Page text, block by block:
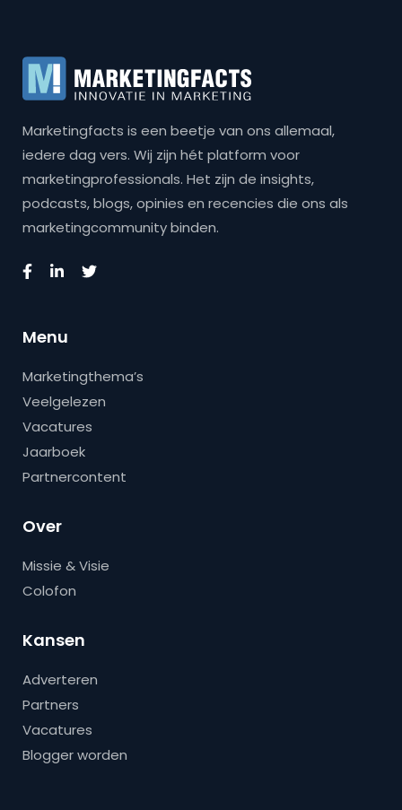
Marketingfacts is een beetje van ons allemaal,
iedere dag vers. Wij zijn hét platform voor
marketingprofessionals. Het zijn de insights,
podcasts, blogs, opinies en recencies die ons als
marketingcommunity binden.
Menu
Marketingthema’s
Veelgelezen
Vacatures
Jaarboek
Partnercontent
Over
Missie & Visie
Colofon
Kansen
Adverteren
Partners
Vacatures
Blogger worden